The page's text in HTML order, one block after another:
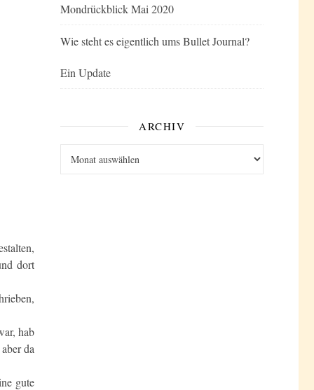
dort
hab
da
gute
Mondrückblick Mai 2020
Wie steht es eigentlich ums Bullet Journal?
Ein Update
ARCHIV